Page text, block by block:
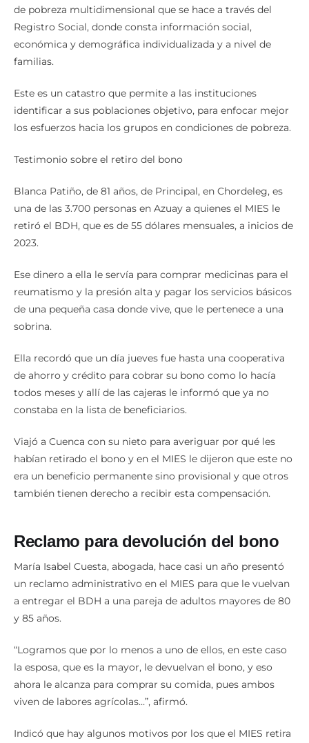
de pobreza multidimensional que se hace a través del
Registro Social, donde consta información social,
económica y demográfica individualizada y a nivel de
familias.
Este es un catastro que permite a las instituciones
identificar a sus poblaciones objetivo, para enfocar mejor
los esfuerzos hacia los grupos en condiciones de pobreza.
Testimonio sobre el retiro del bono
Blanca Patiño, de 81 años, de Principal, en Chordeleg, es
una de las 3.700 personas en Azuay a quienes el MIES le
retiró el BDH, que es de 55 dólares mensuales, a inicios de
2023.
Ese dinero a ella le servía para comprar medicinas para el
reumatismo y la presión alta y pagar los servicios básicos
de una pequeña casa donde vive, que le pertenece a una
sobrina.
Ella recordó que un día jueves fue hasta una cooperativa
de ahorro y crédito para cobrar su bono como lo hacía
todos meses y allí de las cajeras le informó que ya no
constaba en la lista de beneficiarios.
Viajó a Cuenca con su nieto para averiguar por qué les
habían retirado el bono y en el MIES le dijeron que este no
era un beneficio permanente sino provisional y que otros
también tienen derecho a recibir esta compensación.
Reclamo para devolución del bono
María Isabel Cuesta, abogada, hace casi un año presentó
un reclamo administrativo en el MIES para que le vuelvan
a entregar el BDH a una pareja de adultos mayores de 80
y 85 años.
“Logramos que por lo menos a uno de ellos, en este caso
la esposa, que es la mayor, le devuelvan el bono, y eso
ahora le alcanza para comprar su comida, pues ambos
viven de labores agrícolas…”, afirmó.
Indicó que hay algunos motivos por los que el MIES retira